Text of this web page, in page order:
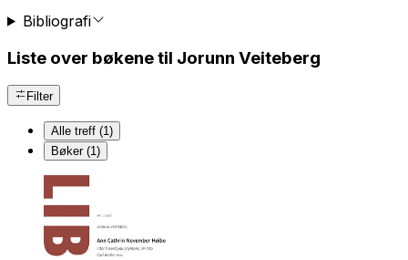
Bibliografi
Liste over bøkene til Jorunn Veiteberg
Filter
Alle treff (1)
Bøker (1)